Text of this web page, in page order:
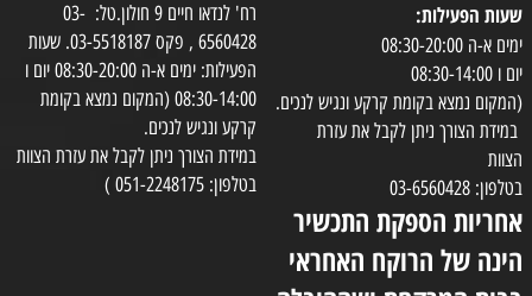
שעות הפעילות:
ימים א-ה 08:30-20:00
יום ו 08:30-14:00
(המקום נמצא בקומת קרקע ונגיש לנכים.
במידת הצורך ניתן לקבל את עזרת
הצוות
בטלפון: 03-6560428
אחריות הספקת התכשיר
הינה של הרוקח האחראי
רח' לנדאו חיים 9 חולון.טל: 03-
6560428 , פקס 03-5518187. שעות
הפעילות: ימים א-ה 08:30-20:00 יום ו
08:30-14:00 (המקום נמצא בקומת
קרקע ונגיש לנכים.
במידת הצורך ניתן לקבל את עזרת הצוות
בטלפון: 051-2248175 )